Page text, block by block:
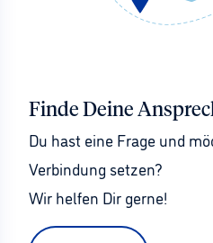
Finde Deine
Du hast eine Frage und
Verbindung setzen?
Wir helfen Dir gerne!